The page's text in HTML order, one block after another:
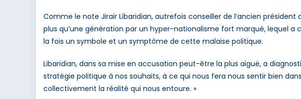
Comme le note Jirair Libaridian, autrefois conseiller de l’ancien
plus qu’une génération par un hyper-nationalisme fort marqué, lequel
la fois un symbole et un symptôme de cette malaise politique.
Libaridian, dans sa mise en accusation peut-être la plus aiguë, a
stratégie politique à nos souhaits, à ce qui nous fera nous sentir bien
collectivement la réalité qui nous entoure. »